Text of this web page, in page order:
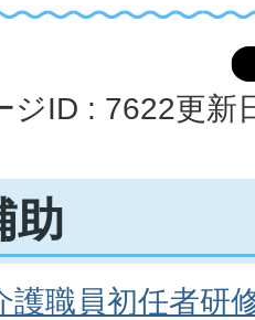
ジID : 7622更新
助
護職員初任者研